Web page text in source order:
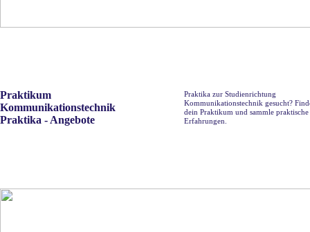
Praktikum
Kommunikationstechnik
Praktika - Angebote
Praktika zur Studienrichtung
Kommunikationstechnik gesucht?
dein Praktikum und sammle praktische
Erfahrungen.